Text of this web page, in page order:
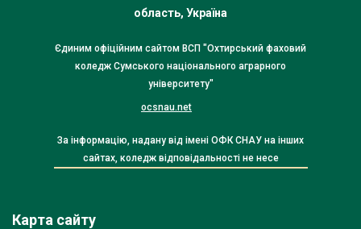
область, Україна
Єдиним офіційним сайтом ВСП "Охтирський фаховий
коледж Сумського національного аграрного
університету"
ocsnau.net
За інформацію, надану від імені ОФК СНАУ на інших
сайтах, коледж відповідальності не несе
Карта сайту